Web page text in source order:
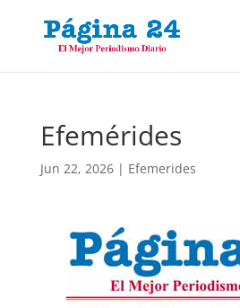
Efemérides
Jun 22, 2026| Efemerides